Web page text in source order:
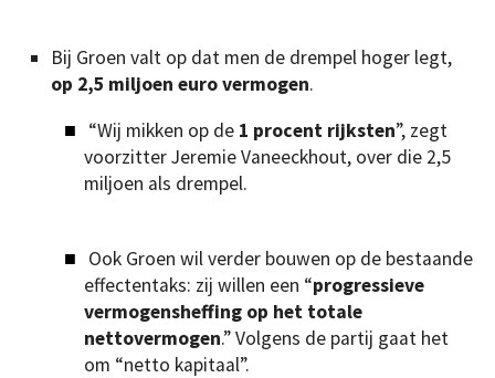
Bij Groen valt op dat men de drempel hoger legt,
op 2,5 miljoen euro vermogen.
“Wij mikken op de 1 procent rijksten”, zegt
voorzitter Jeremie Vaneeckhout, over die 2,5
miljoen als drempel.
Ook Groen wil verder bouwen op de bestaande
effectentaks: zij willen een “progressieve
vermogensheffing op het totale
nettovermogen.” Volgens de partij gaat het
om “netto kapitaal”.